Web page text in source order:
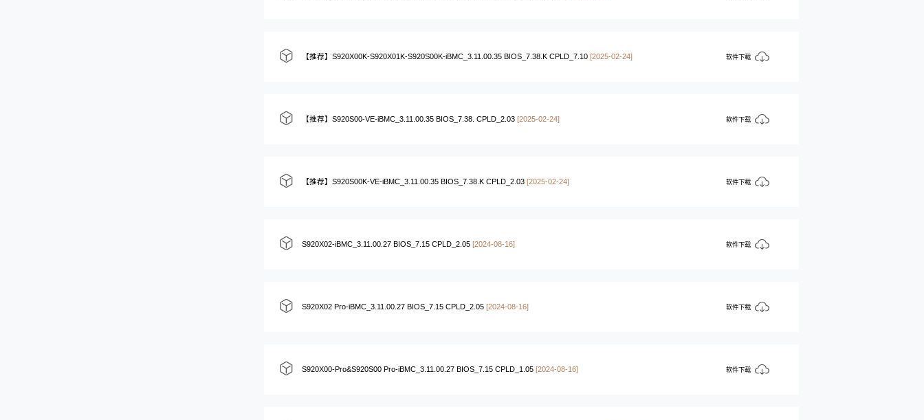
软件下载
【推荐】S920X00K-S920X01K-S920S00K-iBMC_3.11.00.35 BIOS_7.38.K CPLD_7.10[2025-02-24]
软件下载
【推荐】S920S00-VE-iBMC_3.11.00.35 BIOS_7.38. CPLD_2.03[2025-02-24]
软件下载
【推荐】S920S00K-VE-iBMC_3.11.00.35 BIOS_7.38.K CPLD_2.03[2025-02-24]
软件下载
S920X02-iBMC_3.11.00.27 BIOS_7.15 CPLD_2.05[2024-08-16]
软件下载
S920X02 Pro-iBMC_3.11.00.27 BIOS_7.15 CPLD_2.05[2024-08-16]
软件下载
S920X00-Pro&S920S00 Pro-iBMC_3.11.00.27 BIOS_7.15 CPLD_1.05[2024-08-16]